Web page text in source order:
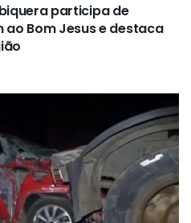
participa de
Bom Jesus e destaca